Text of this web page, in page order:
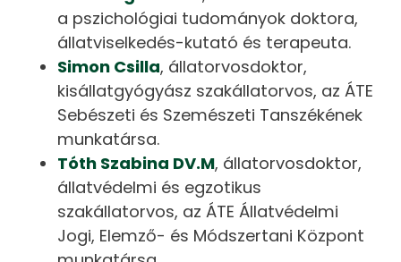
a pszichológiai tudományok doktora,
állatviselkedés-kutató és terapeuta.
Simon Csilla, állatorvosdoktor,
kisállatgyógyász szakállatorvos, az ÁTE
Sebészeti és Szemészeti Tanszékének
munkatársa.
Tóth Szabina DV.M, állatorvosdoktor,
állatvédelmi és egzotikus
szakállatorvos, az ÁTE Állatvédelmi
Jogi, Elemző- és Módszertani Központ